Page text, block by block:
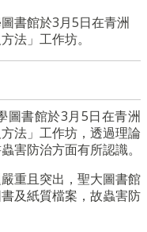
書館於3月5日在青洲
法」工作坊。
圖書館於3月5日在青洲
法」工作坊，透過理論
害防治方面有所認識。
重且突出，聖大圖書館
及紙質檔案，故蟲害防